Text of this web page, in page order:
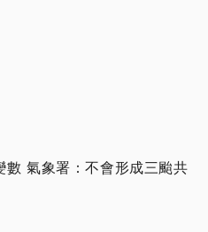
數 氣象署：不會形成三颱共